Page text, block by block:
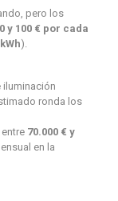
pero los
y 100 € por cada
).
iluminación
ronda los
70.000 € y
en la